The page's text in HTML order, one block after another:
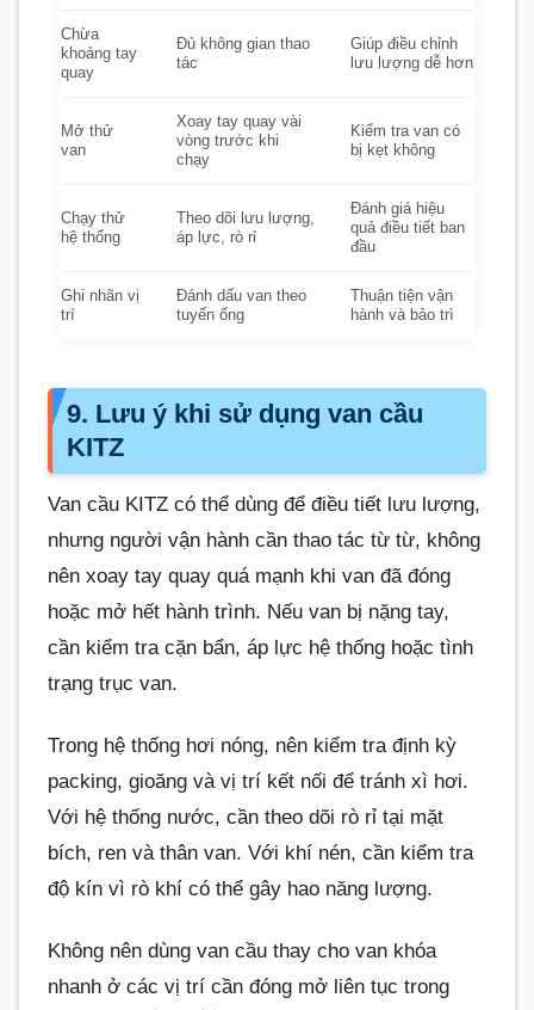
Chừa
khoảng tay
quay
Đủ không gian thao
tác
Giúp điều chỉnh
lưu lượng dễ hơn
Mở thử
van
Xoay tay quay vài
vòng trước khi
chạy
Kiểm tra van có
bị kẹt không
Chạy thử
hệ thống
Theo dõi lưu lượng,
áp lực, rò rỉ
Đánh giá hiệu
quả điều tiết ban
đầu
Ghi nhãn vị
trí
Đánh dấu van theo
tuyến ống
Thuận tiện vận
hành và bảo trì
9. Lưu ý khi sử dụng van cầu
KITZ
Van cầu KITZ có thể dùng để điều tiết lưu lượng,
nhưng người vận hành cần thao tác từ từ, không
nên xoay tay quay quá mạnh khi van đã đóng
hoặc mở hết hành trình. Nếu van bị nặng tay,
cần kiểm tra cặn bẩn, áp lực hệ thống hoặc tình
trạng trục van.
Trong hệ thống hơi nóng, nên kiểm tra định kỳ
packing, gioăng và vị trí kết nối để tránh xì hơi.
Với hệ thống nước, cần theo dõi rò rỉ tại mặt
bích, ren và thân van. Với khí nén, cần kiểm tra
độ kín vì rò khí có thể gây hao năng lượng.
Không nên dùng van cầu thay cho van khóa
nhanh ở các vị trí cần đóng mở liên tục trong